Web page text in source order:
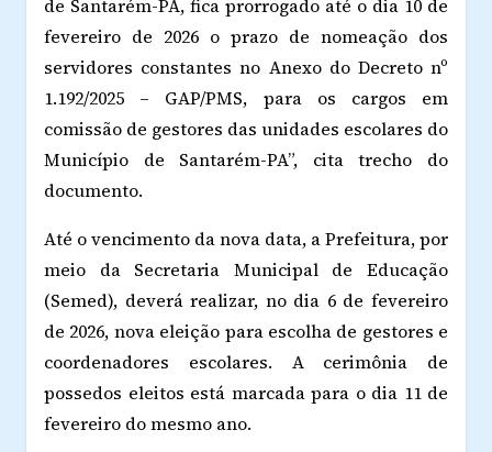
de Santarém-PA, fica prorrogado até o dia 10 de
fevereiro de 2026 o prazo de nomeação dos
servidores constantes no Anexo do Decreto nº
1.192/2025 – GAP/PMS, para os cargos em
comissão de gestores das unidades escolares do
Município de Santarém-PA”, cita trecho do
documento.
Até o vencimento da nova data, a Prefeitura, por
meio da Secretaria Municipal de Educação
(Semed), deverá realizar, no dia 6 de fevereiro
de 2026, nova eleição para escolha de gestores e
coordenadores escolares. A cerimônia de
possedos eleitos está marcada para o dia 11 de
fevereiro do mesmo ano.